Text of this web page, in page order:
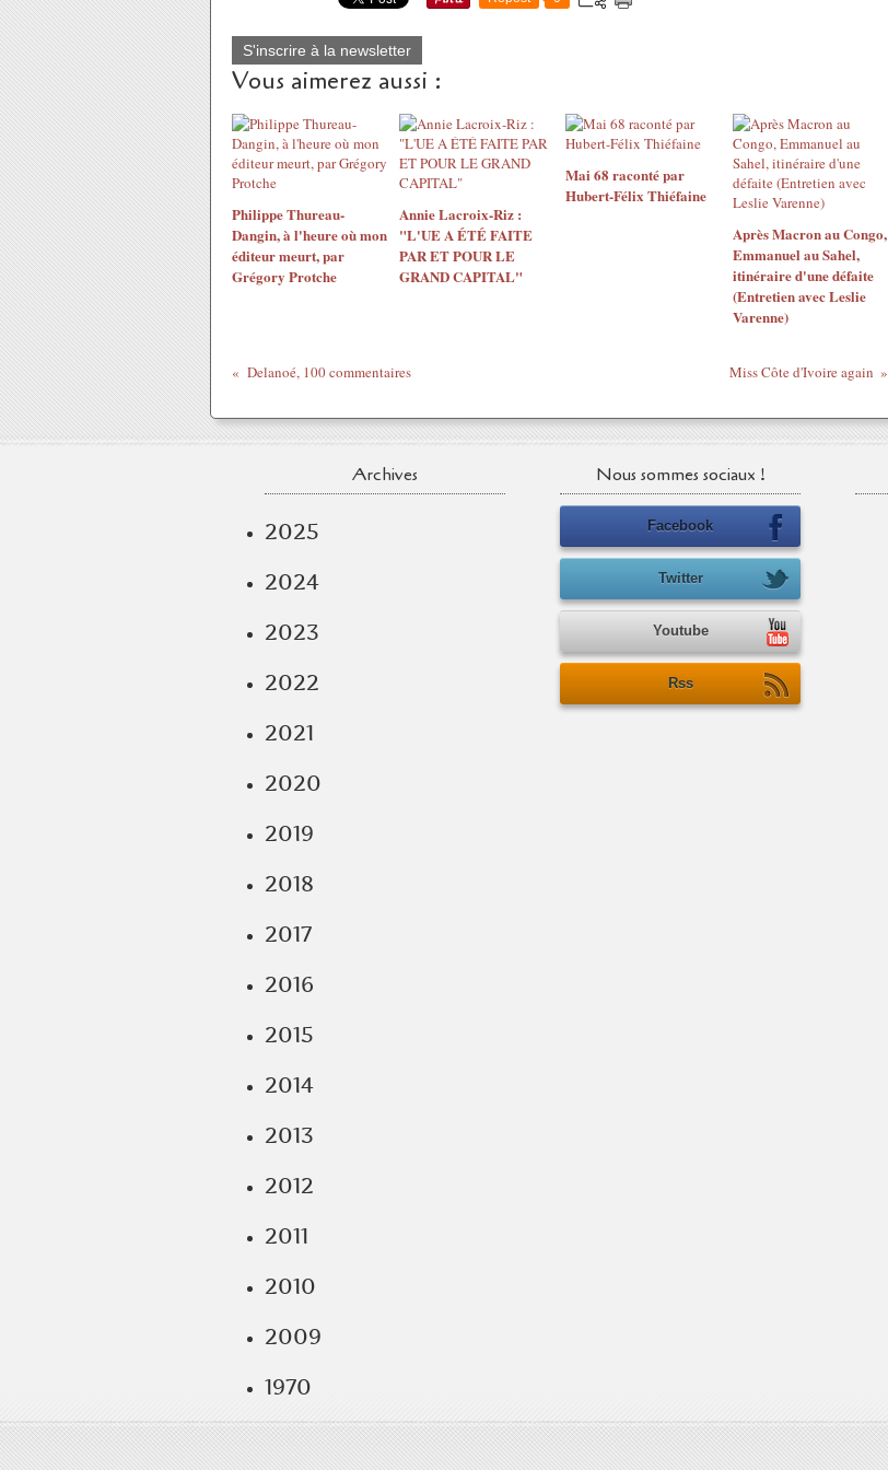
S'inscrire à la newsletter
Vous aimerez aussi :
Philippe Thureau-
Dangin, à l'heure où mon
éditeur meurt, par
Grégory Protche
Annie Lacroix-Riz :
"L'UE A ÉTÉ FAITE
PAR ET POUR LE
GRAND CAPITAL"
Mai 68 raconté par
Hubert-Félix Thiéfaine
Après Macron au Congo,
Emmanuel au Sahel,
itinéraire d'une défaite
(Entretien avec Leslie
Varenne)
Delanoé, 100 commentaires Miss Côte d'Ivoire again
Archives
2025
2024
2023
2022
2021
2020
2019
2018
2017
2016
2015
2014
2013
2012
2011
2010
2009
1970
Nous sommes sociaux !
Facebook
Twitter
Youtube
Rss